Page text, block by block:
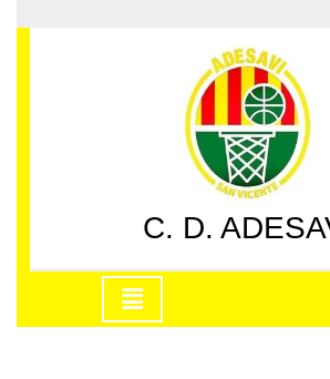
al
C. D.
apertura